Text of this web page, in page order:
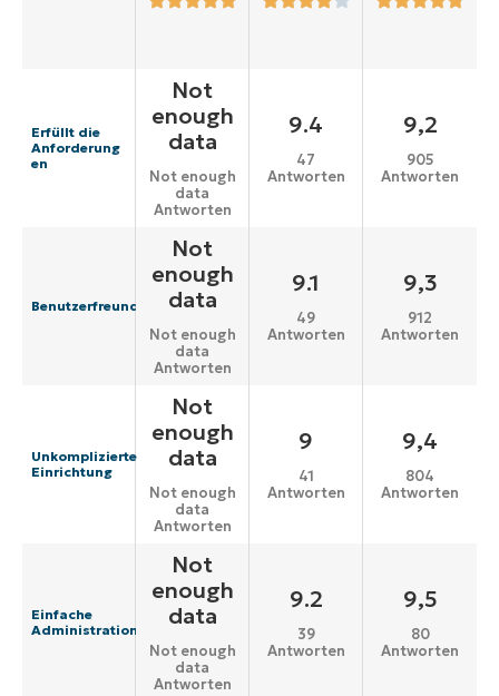
Erfüllt die
Anforderung
en
Not
enough
data
Not enough
data
Antworten
9.4
47
Antworten
9,2
905
Antworten
Benutzerfreundlichkeit
Not
enough
data
Not enough
data
Antworten
9.1
49
Antworten
9,3
912
Antworten
Unkomplizierte
Einrichtung
Not
enough
data
Not enough
data
Antworten
9
41
Antworten
9,4
804
Antworten
Einfache
Administration
Not
enough
data
Not enough
data
Antworten
9.2
39
Antworten
9,5
80
Antworten